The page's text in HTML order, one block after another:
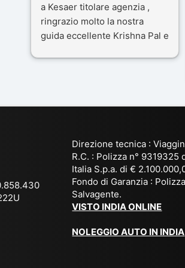
a Kesaer titolare agenzia ,
ringrazio molto la nostra
guida eccellente Krishna Pal e
consiglio questa agenzia
Direzione tecnica :
R.C. : Polizza n° 9319325
Italia S.p.a. di €
Fondo di Garanzia :
Salvagente.
VISTO INDIA ONLINE
NOLEGGIO AUTO IN INDIA